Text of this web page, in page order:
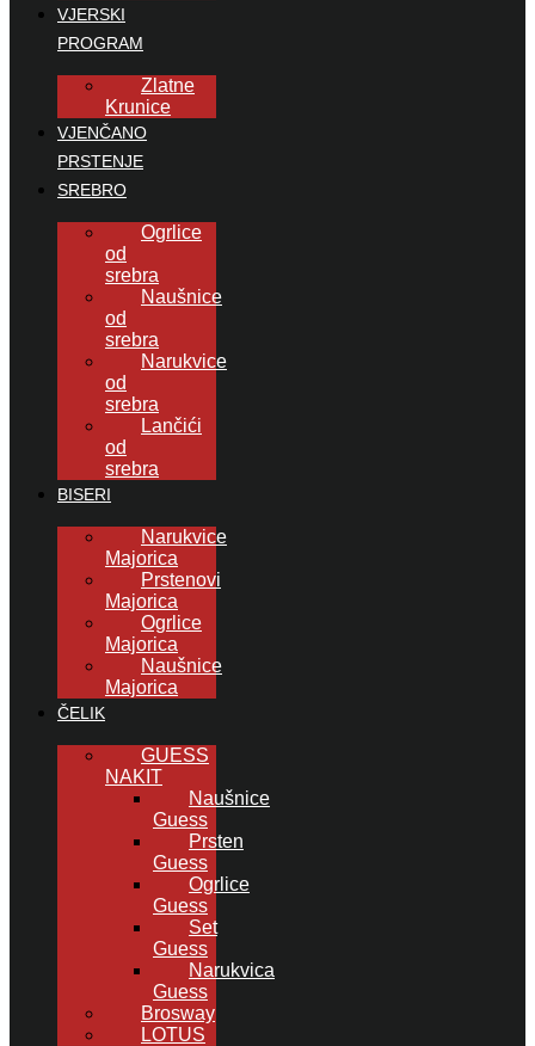
VJERSKI
PROGRAM
Zlatne
Krunice
VJENČANO
PRSTENJE
SREBRO
Ogrlice
od
srebra
Naušnice
od
srebra
Narukvice
od
srebra
Lančići
od
srebra
BISERI
Narukvice
Majorica
Prstenovi
Majorica
Ogrlice
Majorica
Naušnice
Majorica
ČELIK
GUESS
NAKIT
Naušnice
Guess
Prsten
Guess
Ogrlice
Guess
Set
Guess
Narukvica
Guess
Brosway
LOTUS